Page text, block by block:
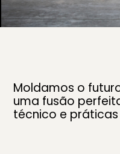
Moldamos o
uma fusão
técnico e